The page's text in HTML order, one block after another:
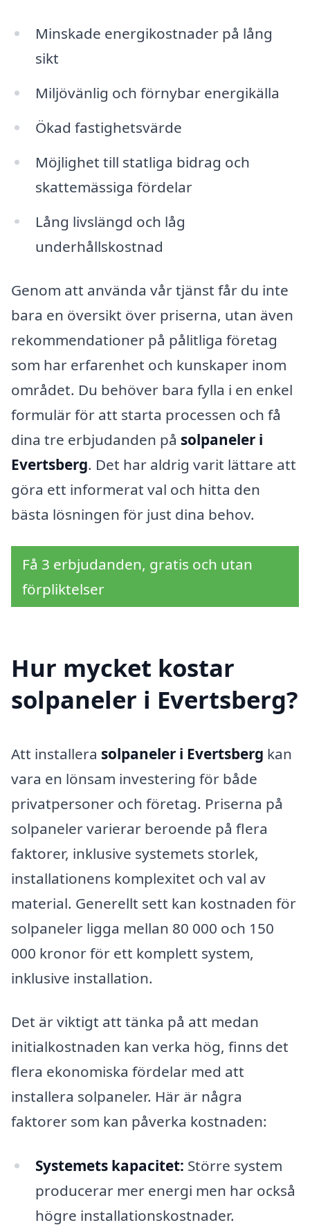
Minskade energikostnader på lång
sikt
Miljövänlig och förnybar energikälla
Ökad fastighetsvärde
Möjlighet till statliga bidrag och
skattemässiga fördelar
Lång livslängd och låg
underhållskostnad
Genom att använda vår tjänst får du inte
bara en översikt över priserna, utan även
rekommendationer på pålitliga företag
som har erfarenhet och kunskaper inom
området. Du behöver bara fylla i en enkel
formulär för att starta processen och få
dina tre erbjudanden på solpaneler i
Evertsberg. Det har aldrig varit lättare att
göra ett informerat val och hitta den
bästa lösningen för just dina behov.
Få 3 erbjudanden, gratis och utan
förpliktelser
Hur mycket kostar
solpaneler i Evertsberg?
Att installera solpaneler i Evertsberg kan
vara en lönsam investering för både
privatpersoner och företag. Priserna på
solpaneler varierar beroende på flera
faktorer, inklusive systemets storlek,
installationens komplexitet och val av
material. Generellt sett kan kostnaden för
solpaneler ligga mellan 80 000 och 150
000 kronor för ett komplett system,
inklusive installation.
Det är viktigt att tänka på att medan
initialkostnaden kan verka hög, finns det
flera ekonomiska fördelar med att
installera solpaneler. Här är några
faktorer som kan påverka kostnaden:
Systemets kapacitet: Större system
producerar mer energi men har också
högre installationskostnader.